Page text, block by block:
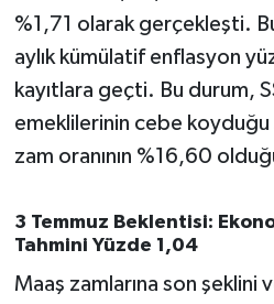
%1,71 olarak gerçekleşti.
aylık kümülatif enflasyon
kayıtlara geçti. Bu durum,
emeklilerinin cebe koyduğu
zam oranının %16,60
3 Temmuz Beklentisi:
Tahmini Yüzde 1,04
Maaş zamlarına son şeklini
Susurluk
TARİHTE BUGÜN
Trend
TÜRKİYE